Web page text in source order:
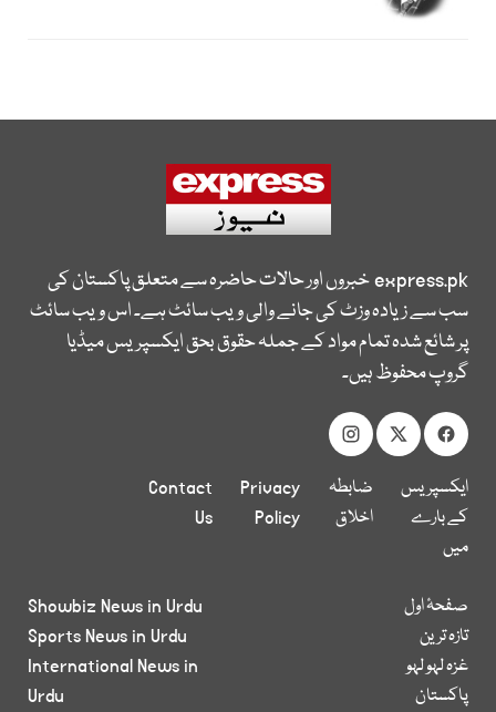
express.pkخبروں اور حالات حاضرہ سے متعلق پاکستان کی
سب سے زیادہ وزٹ کی جانے والی ویب سائٹ ہے۔ اس ویب سائٹ
پر شائع شدہ تمام مواد کے جملہ حقوق بحق ایکسپریس میڈیا
گروپ محفوظ ہیں۔
ایکسپریس
کے بارے
میں
ضابطہ
اخلاق
Privacy
Policy
Contact
Us
صفحۂ اول
تازہ ترین
غزہ لہو لہو
پاکستان
Showbiz News in Urdu
Sports News in Urdu
International News in
Urdu